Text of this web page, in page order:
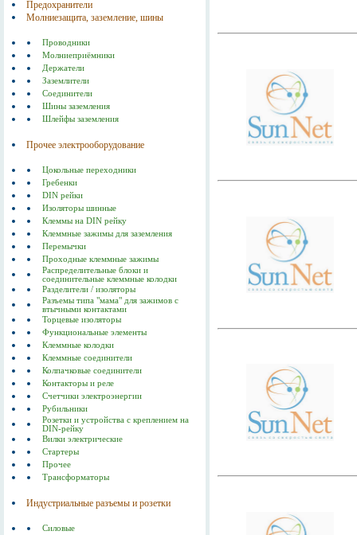
Предохранители
Молниезащита, заземление, шины
Проводники
Молниеприёмники
Держатели
Заземлители
Соединители
Шины заземления
Шлейфы заземления
Прочее электрооборудование
Цокольные переходники
Гребенки
DIN рейки
Изоляторы шинные
Клеммы на DIN рейку
Клеммные зажимы для заземления
Перемычки
Проходные клеммные зажимы
Распределительные блоки и
соединительные клеммные колодки
Разделители / изоляторы
Разъемы типа "мама" для зажимов с
втычными контактами
Торцевые изоляторы
Функциональные элементы
Клеммные колодки
Клеммные соединители
Колпачковые соединители
Контакторы и реле
Счетчики электроэнергии
Рубильники
Розетки и устройства с креплением на
DIN-рейку
Вилки электрические
Стартеры
Прочее
Трансформаторы
Индустриальные разъемы и розетки
Силовые